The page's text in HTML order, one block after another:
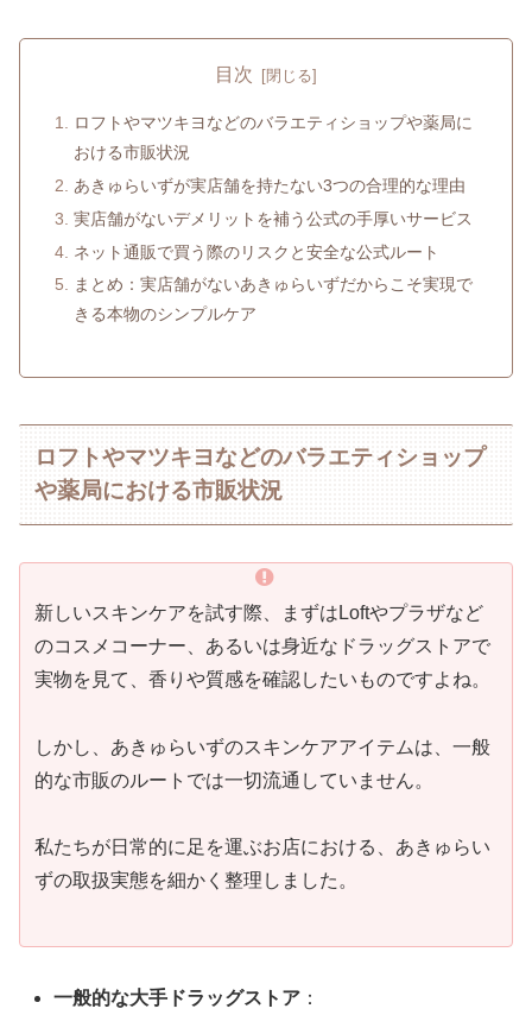
目次
ロフトやマツキヨなどのバラエティショップや薬局に
おける市販状況
あきゅらいずが実店舗を持たない3つの合理的な理由
実店舗がないデメリットを補う公式の手厚いサービス
ネット通販で買う際のリスクと安全な公式ルート
まとめ：実店舗がないあきゅらいずだからこそ実現で
きる本物のシンプルケア
ロフトやマツキヨなどのバラエティショップ
や薬局における市販状況
新しいスキンケアを試す際、まずはLoftやプラザなど
のコスメコーナー、あるいは身近なドラッグストアで
実物を見て、香りや質感を確認したいものですよね。
しかし、あきゅらいずのスキンケアアイテムは、一般
的な市販のルートでは一切流通していません。
私たちが日常的に足を運ぶお店における、あきゅらい
ずの取扱実態を細かく整理しました。
一般的な大手ドラッグストア ：